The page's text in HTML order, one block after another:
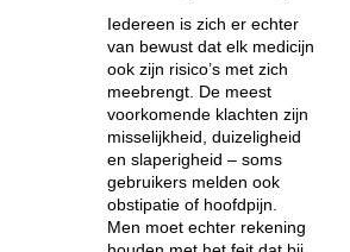
Iedereen is zich er echter
van bewust dat elk medicijn
ook zijn risico’s met zich
meebrengt. De meest
voorkomende klachten zijn
misselijkheid, duizeligheid
en slaperigheid – soms
gebruikers melden ook
obstipatie of hoofdpijn.
Men moet echter rekening